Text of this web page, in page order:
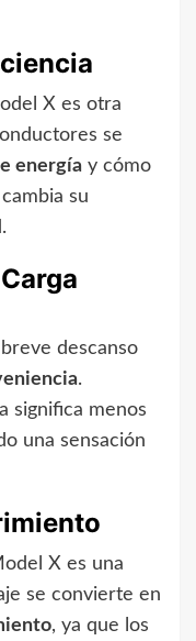
X es otra
se
energía y cómo
su
descanso
.
significa menos
una sensación
X es una
se convierte en
, ya que los